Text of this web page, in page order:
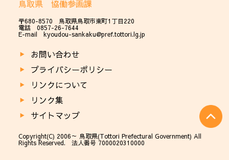
鳥取県 協働参画課
〒680-8570 鳥取県鳥取市東町1丁目220
電話 0857-26-7644
E-mail kyoudou-sankaku@pref.tottori.lg.jp
お問い合わせ
プライバシーポリシー
リンクについて
リンク集
サイトマップ
Copyright(C) 2006～ 鳥取県(Tottori Prefectural Government) All
Rights Reserved. 法人番号 7000020310000